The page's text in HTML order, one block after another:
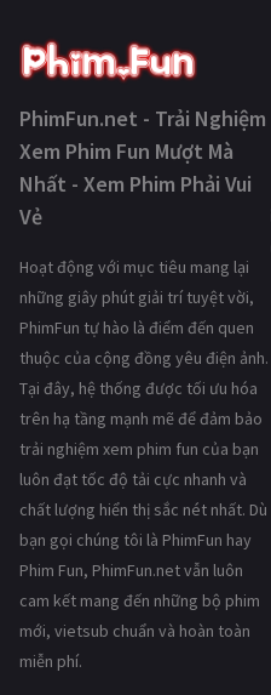
PhimFun.net - Trải Nghiệm
Xem Phim Fun Mượt Mà
Nhất - Xem Phim Phải Vui
Vẻ
Hoạt động với mục tiêu mang lại
những giây phút giải trí tuyệt vời,
PhimFun tự hào là điểm đến quen
thuộc của cộng đồng yêu điện ảnh.
Tại đây, hệ thống được tối ưu hóa
trên hạ tầng mạnh mẽ để đảm bảo
trải nghiệm xem phim fun của bạn
luôn đạt tốc độ tải cực nhanh và
chất lượng hiển thị sắc nét nhất. Dù
bạn gọi chúng tôi là PhimFun hay
Phim Fun, PhimFun.net vẫn luôn
cam kết mang đến những bộ phim
mới, vietsub chuẩn và hoàn toàn
miễn phí.